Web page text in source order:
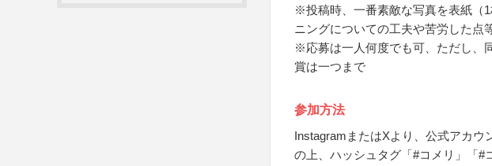
※投稿時、一番素敵な写真を表紙（
ニングについての工夫や苦労した点
※応募は一人何度でも可、ただし、
賞は一つまで
参加方法
InstagramまたはXより、公式アカウ
の上、ハッシュタグ「#コメリ」「#